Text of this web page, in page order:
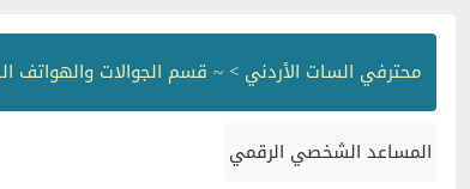
محترفي السات الأردني >~ قسم الجوالات والهواتف
المساعد الشخصي الرقمي